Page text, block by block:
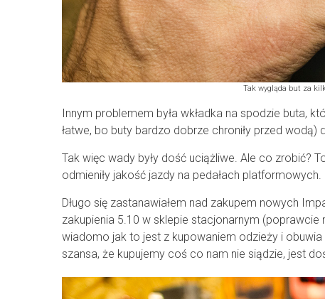
Tak wygląda but za
Innym problemem była wkładka na spodzie buta,
łatwe, bo buty bardzo dobrze chroniły przed wodą)
Tak więc wady były dość uciążliwe. Ale co zrobić?
odmieniły jakość jazdy na pedałach platformowych.
Długo się zastanawiałem nad zakupem nowych
zakupienia 5.10 w sklepie stacjonarnym
wiadomo jak to jest z kupowaniem odzieży i
szansa, że kupujemy coś co nam nie siądzie, jest